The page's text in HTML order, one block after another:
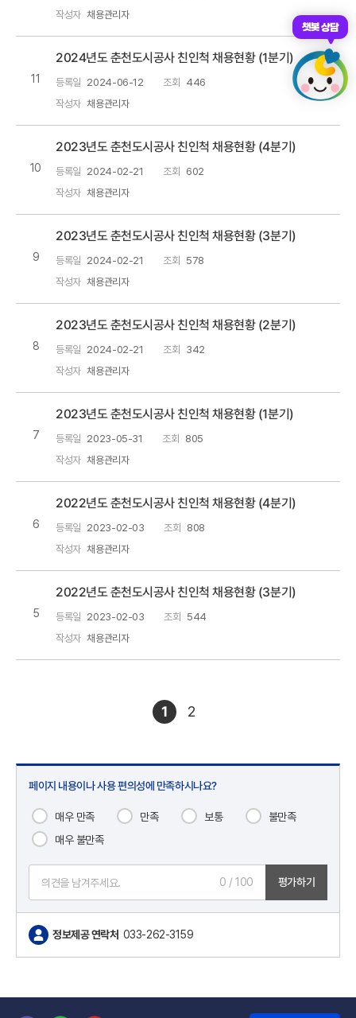
작성자 채용관리자
11
2024년도 춘천도시공사 친인척 채용현황 (1분기)
등록일 2024-06-12 조회 446
작성자 채용관리자
10
2023년도 춘천도시공사 친인척 채용현황 (4분기)
등록일 2024-02-21 조회 602
작성자 채용관리자
9
2023년도 춘천도시공사 친인척 채용현황 (3분기)
등록일 2024-02-21 조회 578
작성자 채용관리자
8
2023년도 춘천도시공사 친인척 채용현황 (2분기)
등록일 2024-02-21 조회 342
작성자 채용관리자
7
2023년도 춘천도시공사 친인척 채용현황 (1분기)
등록일 2023-05-31 조회 805
작성자 채용관리자
6
2022년도 춘천도시공사 친인척 채용현황 (4분기)
등록일 2023-02-03 조회 808
작성자 채용관리자
5
2022년도 춘천도시공사 친인척 채용현황 (3분기)
등록일 2023-02-03 조회 544
작성자 채용관리자
1 2
페이지 내용이나 사용 편의성에 만족하시나요?
매우 만족 만족 보통
불만족
매우 불만족
0 / 100 평가하기
정보제공 연락처 033-262-3159
챗봇 상담